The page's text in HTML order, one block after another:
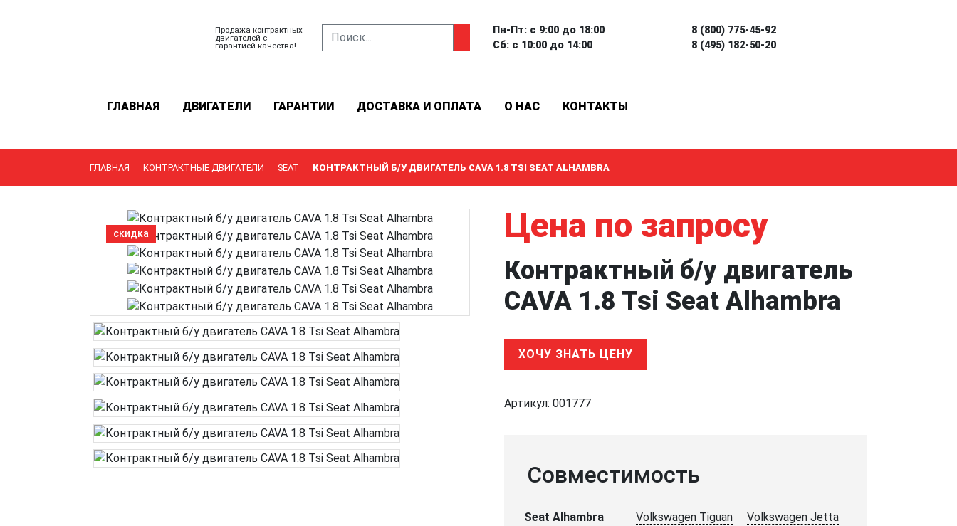
Продажа контрактных
двигателей с
гарантией качества!
Пн-Пт: с 9:00 до 18:00
Сб: с 10:00 до 14:00
8 (800) 775-45-92
8 (495) 182-50-20
ГЛАВНАЯ ДВИГАТЕЛИ ГАРАНТИИ ДОСТАВКА И ОПЛАТА О НАС КОНТАКТЫ
ГЛАВНАЯ КОНТРАКТНЫЕ ДВИГАТЕЛИ SEAT КОНТРАКТНЫЙ Б/У ДВИГАТЕЛЬ CAVA 1.8 TSI SEAT ALHAMBRA
скидка Цена по запросу
Контрактный б/у двигатель
CAVA 1.8 Tsi Seat Alhambra
ХОЧУ ЗНАТЬ ЦЕНУ
Артикул: 001777
Совместимость
Seat Alhambra Volkswagen Tiguan Volkswagen Jetta